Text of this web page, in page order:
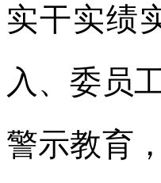
实干实绩
入、委员
警示教育